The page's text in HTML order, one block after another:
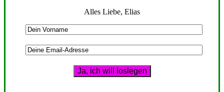
Alles Liebe, Elias